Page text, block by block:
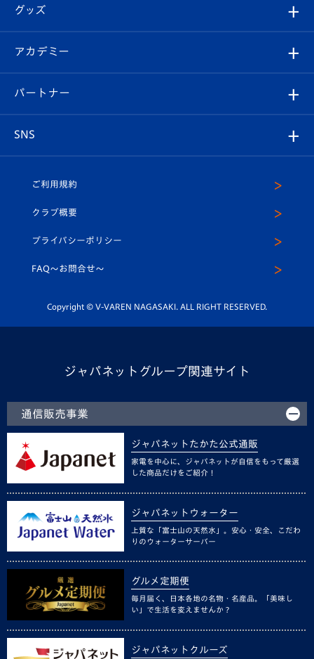
チケット
イベント
メディア
ホームタウン
スタッフプロフィール
マスコット紹介
平和祈念活動
ホームタウン活動
Revive Team
ヴィヴィくんの長崎おもてなしガイド
フォトギャラリー
スタジアムグルメ
チケット
V-LOVERS（ファンクラブ）
プレイヤーズスイート
グッズ
オンラインショップ
店舗情報
アカデミー
育成からのお知らせ
U-18
スクール
パートナー
SNS
ヴィヴィくんインスタグラム
公式LINE＠
ご利用規約
クラブ概要
プライバシーポリシー
FAQ〜お問合せ〜
Copyright © V-VAREN NAGASAKI. ALL RIGHT RESERVED.
ジャパネットグループ関連サイト
通信販売事業
ジャパネットたかた公式通販
家電を中心に、ジャパネットが自信をもって厳選
した商品だけをご紹介！
ジャパネットウォーター
上質な「富士山の天然水」。安心・安全、こだわ
りのウォーターサーバー
グルメ定期便
毎月届く、日本各地の名物・名産品。「美味し
い」で生活を変えませんか？
ジャパネットクルーズ